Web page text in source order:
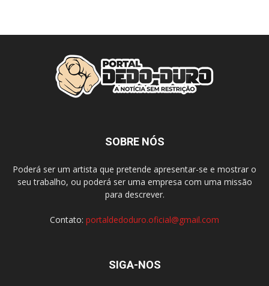
SOBRE NÓS
Poderá ser um artista que pretende apresentar-se e mostrar o
seu trabalho, ou poderá ser uma empresa com uma missão
para descrever.
Contato: portaldedoduro.oficial@gmail.com
SIGA-NOS